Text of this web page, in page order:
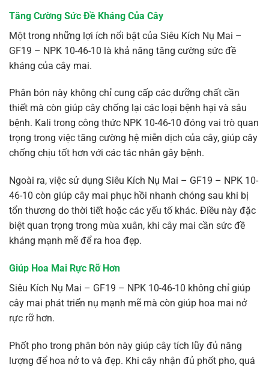
Tăng Cường Sức Đề Kháng Của Cây
Một trong những lợi ích nổi bật của Siêu Kích Nụ Mai –
GF19 – NPK 10-46-10 là khả năng tăng cường sức đề
kháng của cây mai.
Phân bón này không chỉ cung cấp các dưỡng chất cần
thiết mà còn giúp cây chống lại các loại bệnh hại và sâu
bệnh. Kali trong công thức NPK 10-46-10 đóng vai trò quan
trọng trong việc tăng cường hệ miễn dịch của cây, giúp cây
chống chịu tốt hơn với các tác nhân gây bệnh.
Ngoài ra, việc sử dụng Siêu Kích Nụ Mai – GF19 – NPK 10-
46-10 còn giúp cây mai phục hồi nhanh chóng sau khi bị
tổn thương do thời tiết hoặc các yếu tố khác. Điều này đặc
biệt quan trọng trong mùa xuân, khi cây mai cần sức đề
kháng mạnh mẽ để ra hoa đẹp.
Giúp Hoa Mai Rực Rỡ Hơn
Siêu Kích Nụ Mai – GF19 – NPK 10-46-10 không chỉ giúp
cây mai phát triển nụ mạnh mẽ mà còn giúp hoa mai nở
rực rỡ hơn.
Phốt pho trong phân bón này giúp cây tích lũy đủ năng
lượng để hoa nở to và đẹp. Khi cây nhận đủ phốt pho, quá